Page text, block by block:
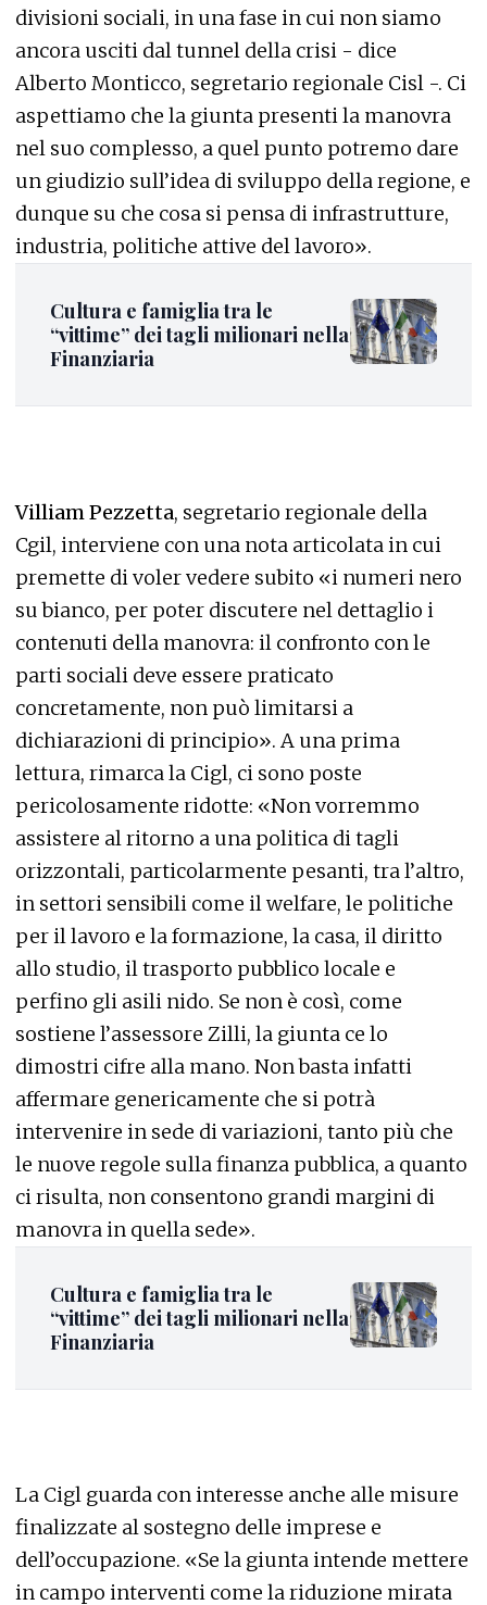
divisioni sociali, in una fase in cui non siamo
ancora usciti dal tunnel della crisi - dice
Alberto Monticco, segretario regionale Cisl -. Ci
aspettiamo che la giunta presenti la manovra
nel suo complesso, a quel punto potremo dare
un giudizio sull’idea di sviluppo della regione, e
dunque su che cosa si pensa di infrastrutture,
industria, politiche attive del lavoro».
Cultura e famiglia tra le
“vittime” dei tagli milionari nella
Finanziaria
Villiam Pezzetta, segretario regionale della
Cgil, interviene con una nota articolata in cui
premette di voler vedere subito «i numeri nero
su bianco, per poter discutere nel dettaglio i
contenuti della manovra: il confronto con le
parti sociali deve essere praticato
concretamente, non può limitarsi a
dichiarazioni di principio». A una prima
lettura, rimarca la Cigl, ci sono poste
pericolosamente ridotte: «Non vorremmo
assistere al ritorno a una politica di tagli
orizzontali, particolarmente pesanti, tra l’altro,
in settori sensibili come il welfare, le politiche
per il lavoro e la formazione, la casa, il diritto
allo studio, il trasporto pubblico locale e
perfino gli asili nido. Se non è così, come
sostiene l’assessore Zilli, la giunta ce lo
dimostri cifre alla mano. Non basta infatti
affermare genericamente che si potrà
intervenire in sede di variazioni, tanto più che
le nuove regole sulla finanza pubblica, a quanto
ci risulta, non consentono grandi margini di
manovra in quella sede».
Cultura e famiglia tra le
“vittime” dei tagli milionari nella
Finanziaria
La Cigl guarda con interesse anche alle misure
finalizzate al sostegno delle imprese e
dell’occupazione. «Se la giunta intende mettere
in campo interventi come la riduzione mirata